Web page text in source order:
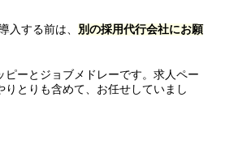
入する前は、 別の採用代行会社にお願
ピーとジョブメドレーです。求人ペー
りとりも含めて、お任せしていまし